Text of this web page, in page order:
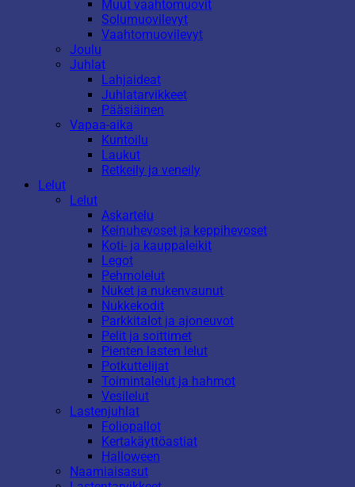
Muut vaahtomuovit
Solumuovilevyt
Vaahtomuovilevyt
Joulu
Juhlat
Lahjaideat
Juhlatarvikkeet
Pääsiäinen
Vapaa-aika
Kuntoilu
Laukut
Retkeily ja veneily
Lelut
Lelut
Askartelu
Keinuhevoset ja keppihevoset
Koti- ja kauppaleikit
Legot
Pehmolelut
Nuket ja nukenvaunut
Nukkekodit
Parkkitalot ja ajoneuvot
Pelit ja soittimet
Pienten lasten lelut
Potkuttelijat
Toimintalelut ja hahmot
Vesilelut
Lastenjuhlat
Foliopallot
Kertakäyttöastiat
Halloween
Naamiaisasut